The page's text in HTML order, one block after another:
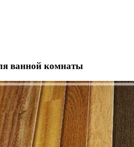
ванной комнаты